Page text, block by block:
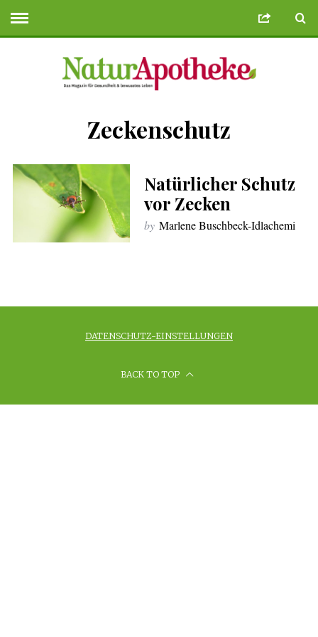
Bonusu Veren SitelerDeneme Bonusu Veren Siteler
Zeckenschutz
Natürlicher Schutz
vor Zecken
by Marlene Buschbeck-Idlachemi
DATENSCHUTZ-EINSTELLUNGEN
BACK TO TOP